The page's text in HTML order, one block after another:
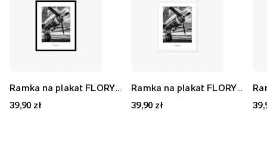
39,90 zł
39,90 zł